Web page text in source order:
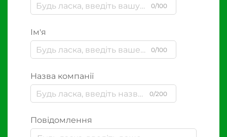
0/100
Ім'я
0/100
Назва компанії
0/200
Повідомлення